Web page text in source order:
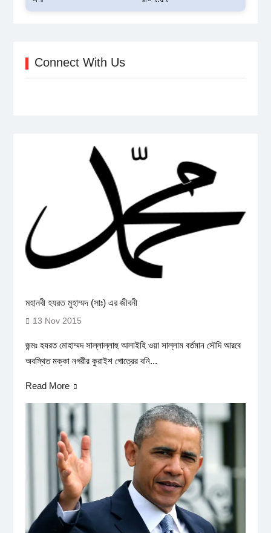
Connect With Us
মহানবী হযরত মুহাম্মদ (সাঃ) এর জীবনী
13 Nov 2015
জন্মঃ হযরত মোহাম্মদ সাল্লাল্লাহু আলাইহি ওয়া সাল্লাম বর্তমান সৌদি আরবে
অবস্থিত মক্কা নগরীর কুরাইশ গোত্রের বনি...
Read More